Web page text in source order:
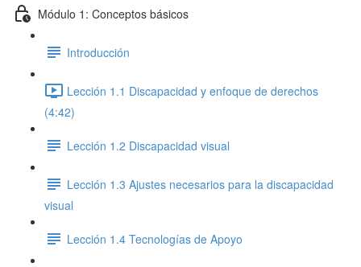
Módulo 1: Conceptos básicos
Introducción
Lección 1.1 Discapacidad y enfoque de derechos
(4:42)
Lección 1.2 Discapacidad visual
Lección 1.3 Ajustes necesarios para la discapacidad
visual
Lección 1.4 Tecnologías de Apoyo